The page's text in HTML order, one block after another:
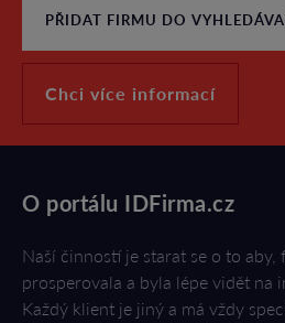
PŘIDAT FIRMU DO
Chci více informací
O portálu IDFirma.cz
Naší činností je starat se o to aby,
prosperovala a byla lépe vidět na
Každý klient je jiný a má vždy